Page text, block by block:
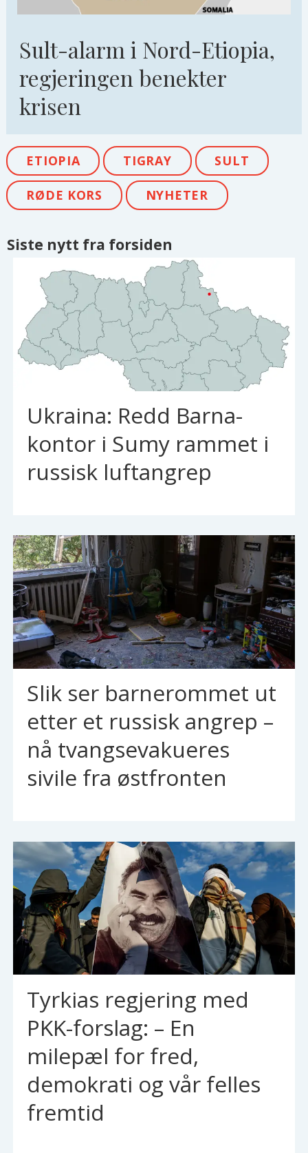
Sult-alarm i Nord-Etiopia,
regjeringen benekter
krisen
ETIOPIA TIGRAY SULT
RØDE KORS NYHETER
Siste nytt fra forsiden
Ukraina: Redd Barna-
kontor i Sumy rammet i
russisk luftangrep
Slik ser barnerommet ut
etter et russisk angrep –
nå tvangsevakueres
sivile fra østfronten
Tyrkias regjering med
PKK-forslag: – En
milepæl for fred,
demokrati og vår felles
fremtid